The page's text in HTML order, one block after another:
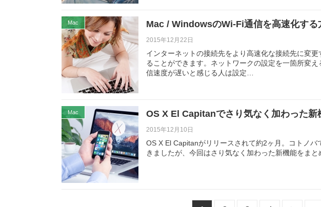
Mac Mac / WindowsのWi-Fi通信を高速化する
2015年12月22日
インターネットの接続先をより高速化な接続先に変
ることができます。ネットワークの設定を一箇所変
信速度が遅いと感じる人は設定…
Mac OS X El Capitanでさり気なく加わった新
2015年12月10日
OS X El Capitanがリリースされて約2ヶ月。コトノ
きましたが、今回はさり気なく加わった新機能をまと